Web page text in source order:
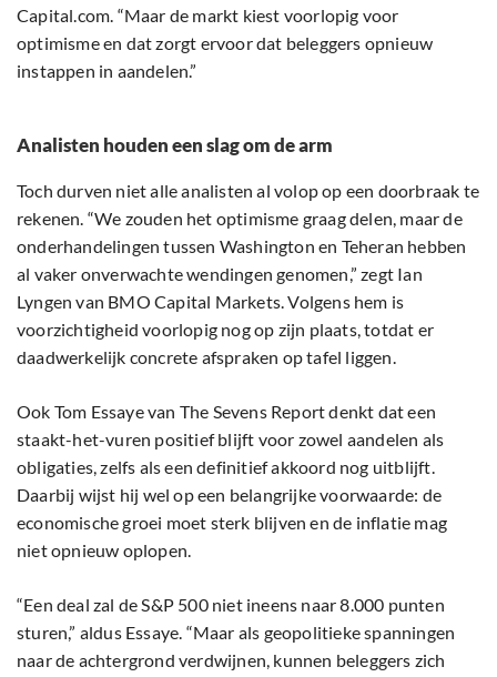
Capital.com. “Maar de markt kiest voorlopig voor
optimisme en dat zorgt ervoor dat beleggers opnieuw
instappen in aandelen.”
Analisten houden een slag om de arm
Toch durven niet alle analisten al volop op een doorbraak te
rekenen. “We zouden het optimisme graag delen, maar de
onderhandelingen tussen Washington en Teheran hebben
al vaker onverwachte wendingen genomen,” zegt Ian
Lyngen van BMO Capital Markets. Volgens hem is
voorzichtigheid voorlopig nog op zijn plaats, totdat er
daadwerkelijk concrete afspraken op tafel liggen.
Ook Tom Essaye van The Sevens Report denkt dat een
staakt-het-vuren positief blijft voor zowel aandelen als
obligaties, zelfs als een definitief akkoord nog uitblijft.
Daarbij wijst hij wel op een belangrijke voorwaarde: de
economische groei moet sterk blijven en de inflatie mag
niet opnieuw oplopen.
“Een deal zal de S&P 500 niet ineens naar 8.000 punten
sturen,” aldus Essaye. “Maar als geopolitieke spanningen
naar de achtergrond verdwijnen, kunnen beleggers zich